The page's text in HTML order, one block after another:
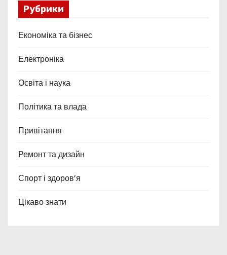
Рубрики
Економіка та бізнес
Електроніка
Освіта і наука
Політика та влада
Привітання
Ремонт та дизайн
Спорт і здоров’я
Цікаво знати